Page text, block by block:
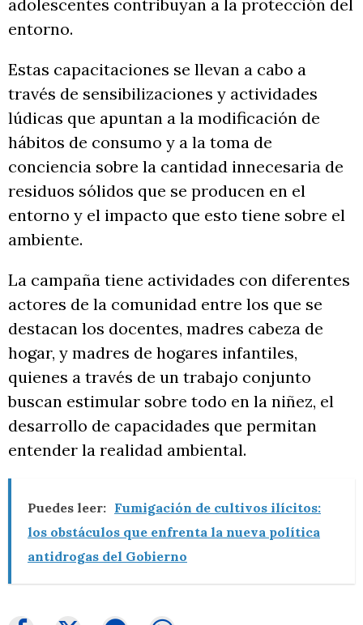
adolescentes contribuyan a la protección del
entorno.
Estas capacitaciones se llevan a cabo a
través de sensibilizaciones y actividades
lúdicas que apuntan a la modificación de
hábitos de consumo y a la toma de
conciencia sobre la cantidad innecesaria de
residuos sólidos que se producen en el
entorno y el impacto que esto tiene sobre el
ambiente.
La campaña tiene actividades con diferentes
actores de la comunidad entre los que se
destacan los docentes, madres cabeza de
hogar, y madres de hogares infantiles,
quienes a través de un trabajo conjunto
buscan estimular sobre todo en la niñez, el
desarrollo de capacidades que permitan
entender la realidad ambiental.
Puedes leer: Fumigación de cultivos ilícitos:
los obstáculos que enfrenta la nueva política
antidrogas del Gobierno